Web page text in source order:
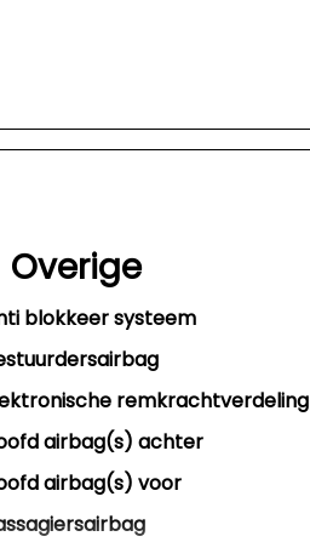
Overige
blokkeer systeem
remkrachtverdeling
airbag(s) achter
airbag(s) voor